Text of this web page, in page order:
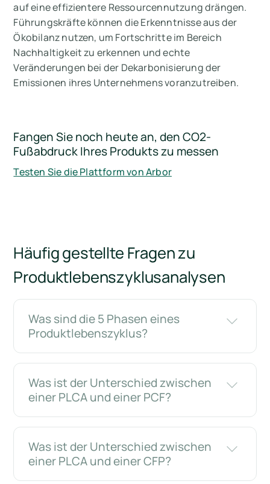
auf eine effizientere Ressourcennutzung drängen.
Führungskräfte können die Erkenntnisse aus der
Ökobilanz nutzen, um Fortschritte im Bereich
Nachhaltigkeit zu erkennen und echte
Veränderungen bei der Dekarbonisierung der
Emissionen ihres Unternehmens voranzutreiben.
Fangen Sie noch heute an, den CO2-
Fußabdruck Ihres Produkts zu messen
Testen Sie die Plattform von Arbor
Häufig gestellte Fragen zu
Produktlebenszyklusanalysen
Was sind die 5 Phasen eines
Produktlebenszyklus?
Was ist der Unterschied zwischen
einer PLCA und einer PCF?
Was ist der Unterschied zwischen
einer PLCA und einer CFP?